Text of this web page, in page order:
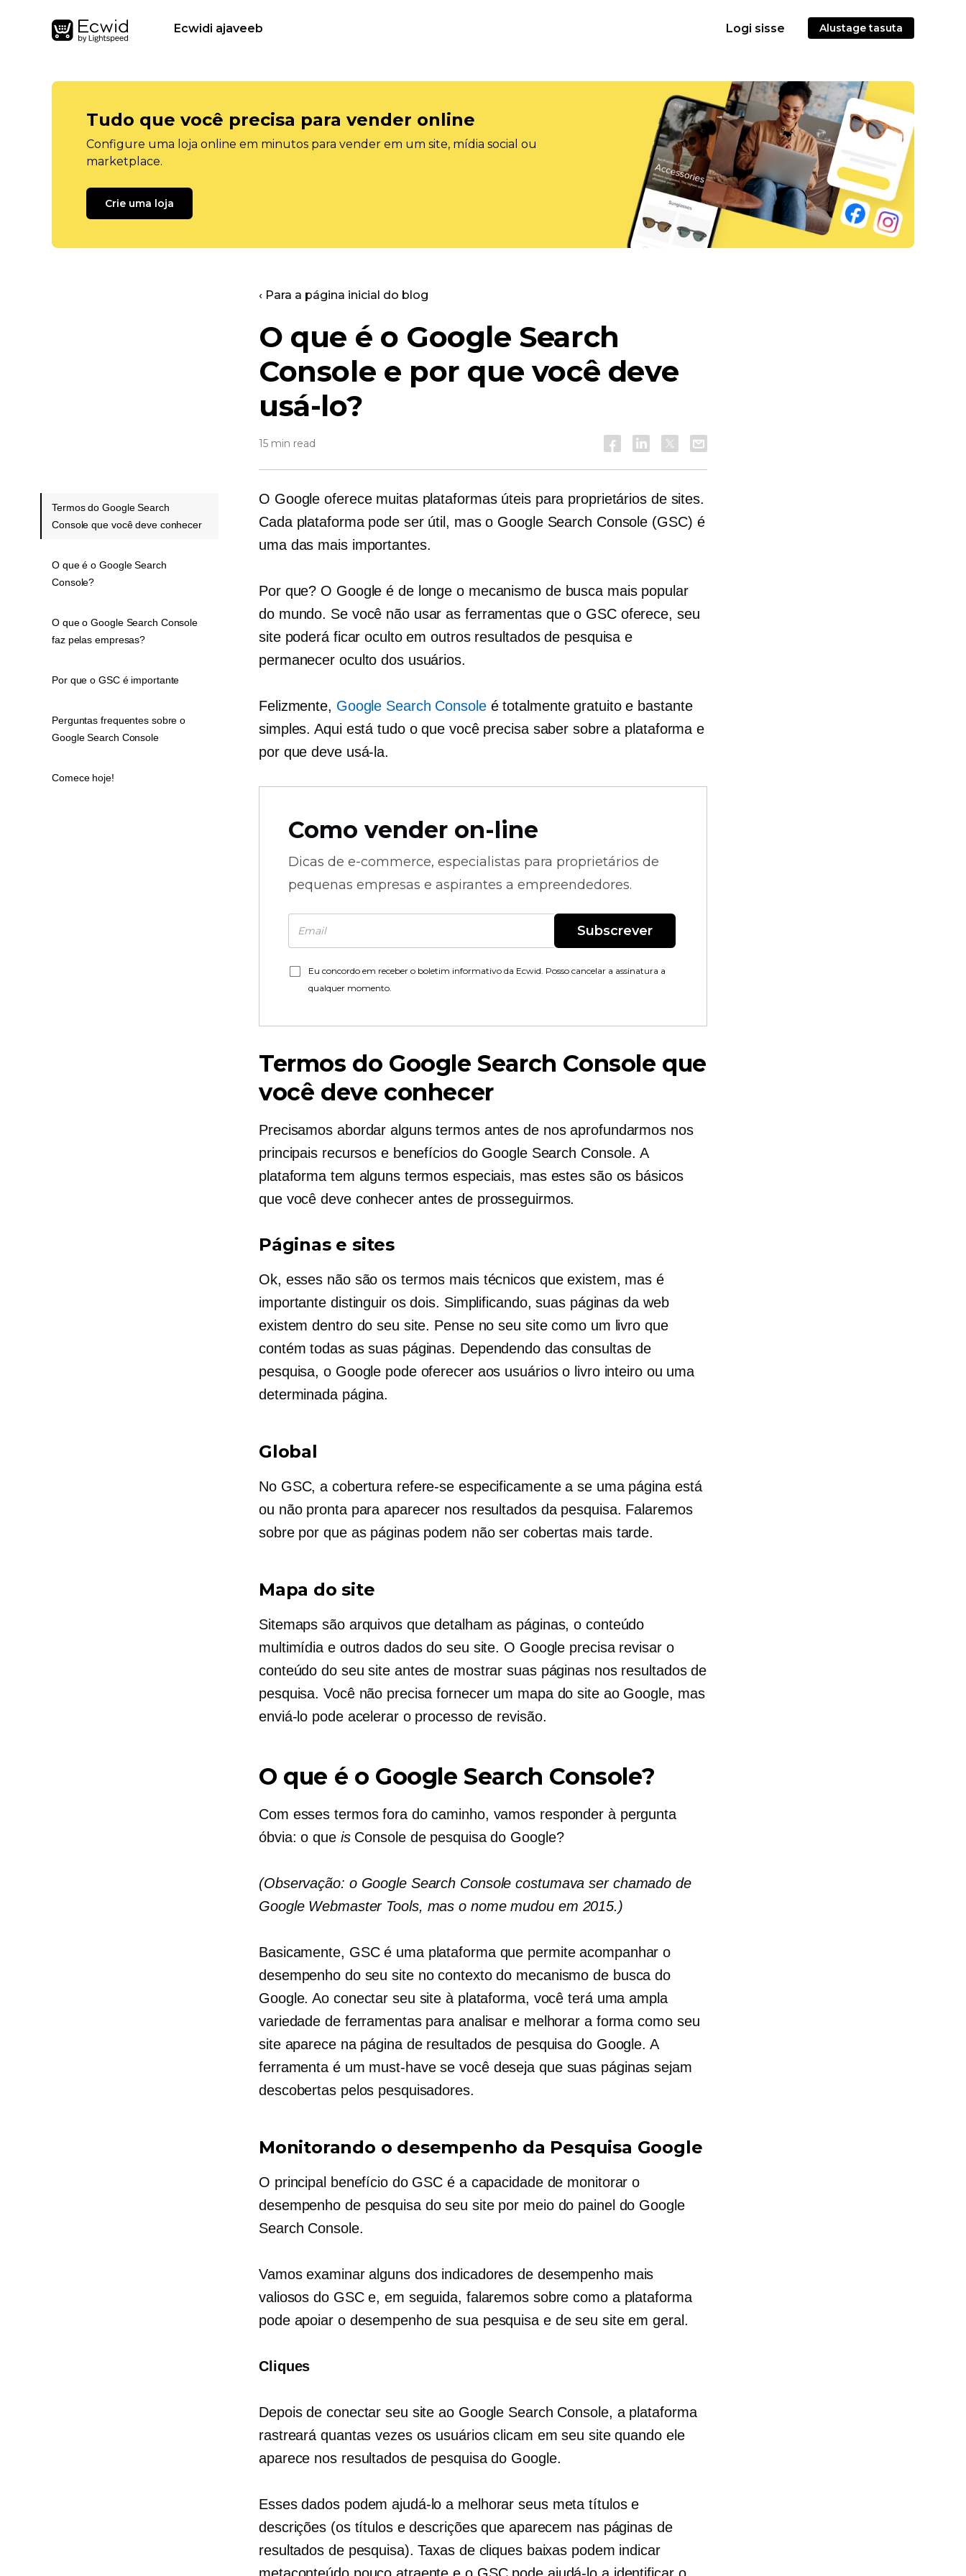
Ecwidi ajaveeb Logi sisse Alustage tasuta
Tudo que você precisa para vender online
Configure uma loja online em minutos para vender em um site, mídia social ou
marketplace.
Crie uma loja
‹ Para a página inicial do blog
O que é o Google Search
Console e por que você deve
usá-lo?
15 min read
O Google oferece muitas plataformas úteis para proprietários de sites.
Cada plataforma pode ser útil, mas o Google Search Console (GSC) é
uma das mais importantes.
Por que? O Google é de longe o mecanismo de busca mais popular
do mundo. Se você não usar as ferramentas que o GSC oferece, seu
site poderá ficar oculto em outros resultados de pesquisa e
permanecer oculto dos usuários.
Felizmente, Google Search Consoleé totalmente gratuito e bastante
simples. Aqui está tudo o que você precisa saber sobre a plataforma e
por que deve usá-la.
Como vender on-line
Dicas de e-commerce, especialistas para proprietários de
pequenas empresas e aspirantes a empreendedores.
Subscrever
Eu concordo em receber o boletim informativo da Ecwid. Posso cancelar a assinatura a
qualquer momento.
Termos do Google Search Console que
você deve conhecer
Precisamos abordar alguns termos antes de nos aprofundarmos nos
principais recursos e benefícios do Google Search Console. A
plataforma tem alguns termos especiais, mas estes são os básicos
que você deve conhecer antes de prosseguirmos.
Páginas e sites
Ok, esses não são os termos mais técnicos que existem, mas é
importante distinguir os dois. Simplificando, suas páginas da web
existem dentro do seu site. Pense no seu site como um livro que
contém todas as suas páginas. Dependendo das consultas de
pesquisa, o Google pode oferecer aos usuários o livro inteiro ou uma
determinada página.
Global
No GSC, a cobertura refere-se especificamente a se uma página está
ou não pronta para aparecer nos resultados da pesquisa. Falaremos
sobre por que as páginas podem não ser cobertas mais tarde.
Mapa do site
Sitemaps são arquivos que detalham as páginas, o conteúdo
multimídia e outros dados do seu site. O Google precisa revisar o
conteúdo do seu site antes de mostrar suas páginas nos resultados de
pesquisa. Você não precisa fornecer um mapa do site ao Google, mas
enviá-lo pode acelerar o processo de revisão.
O que é o Google Search Console?
Com esses termos fora do caminho, vamos responder à pergunta
óbvia: o que isConsole de pesquisa do Google?
(Observação: o Google Search Console costumava ser chamado de
Google Webmaster Tools, mas o nome mudou em 2015.)
Basicamente, GSC é uma plataforma que permite acompanhar o
desempenho do seu site no contexto do mecanismo de busca do
Google. Ao conectar seu site à plataforma, você terá uma ampla
variedade de ferramentas para analisar e melhorar a forma como seu
site aparece na página de resultados de pesquisa do Google. A
ferramenta é um must-havese você deseja que suas páginas sejam
descobertas pelos pesquisadores.
Monitorando o desempenho da Pesquisa Google
O principal benefício do GSC é a capacidade de monitorar o
desempenho de pesquisa do seu site por meio do painel do Google
Search Console.
Vamos examinar alguns dos indicadores de desempenho mais
valiosos do GSC e, em seguida, falaremos sobre como a plataforma
pode apoiar o desempenho de sua pesquisa e de seu site em geral.
Cliques
Depois de conectar seu site ao Google Search Console, a plataforma
rastreará quantas vezes os usuários clicam em seu site quando ele
aparece nos resultados de pesquisa do Google.
Esses dados podem ajudá-lo a melhorar seus meta títulos e
descrições (os títulos e descrições que aparecem nas páginas de
resultados de pesquisa). Taxas de cliques baixas podem indicar
Termos do Google Search
Console que você deve conhecer
O que é o Google Search
Console?
O que o Google Search Console
faz pelas empresas?
Por que o GSC é importante
Perguntas frequentes sobre o
Google Search Console
Comece hoje!